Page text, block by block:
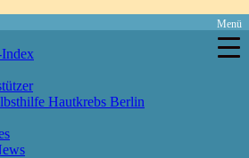
Hautkrebs Berlin
Menü